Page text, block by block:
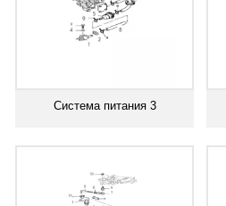
Система питания 3